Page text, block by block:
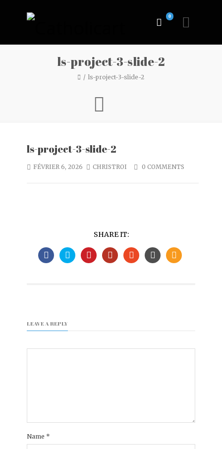
0
ls-project-3-slide-2
ls-project-3-slide-2
ls-project-3-slide-2
FÉVRIER 6, 2026 CHRISTROI 0 COMMENTS
SHARE IT:
LEAVE A REPLY
Name *